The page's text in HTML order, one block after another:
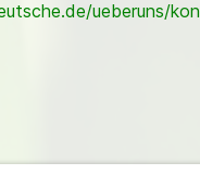
ueberuns/